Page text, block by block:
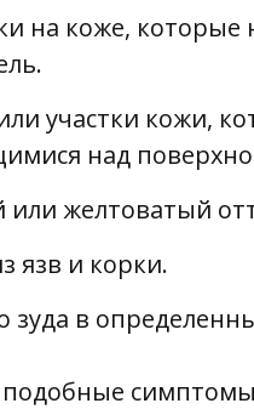
на коже, которые
участки кожи,
над
желтоватый
язв и корки.
зуда в
подобные